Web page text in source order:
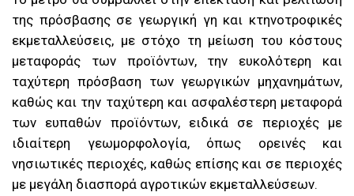
της πρόσβασης σε γεωργική γη και κτηνοτροφικές
εκμεταλλεύσεις, με στόχο τη μείωση του κόστους
μεταφοράς των προϊόντων, την ευκολότερη και
ταχύτερη πρόσβαση των γεωργικών μηχανημάτων,
καθώς και την ταχύτερη και ασφαλέστερη μεταφορά
των ευπαθών προϊόντων, ειδικά σε περιοχές με
ιδιαίτερη γεωμορφολογία, όπως ορεινές και
νησιωτικές περιοχές, καθώς επίσης και σε περιοχές
με μεγάλη διασπορά αγροτικών εκμεταλλεύσεων.